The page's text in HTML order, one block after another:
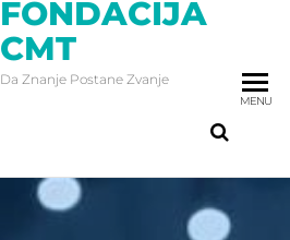
FONDACIJA
CMT
Da Znanje Postane Zvanje
MENU